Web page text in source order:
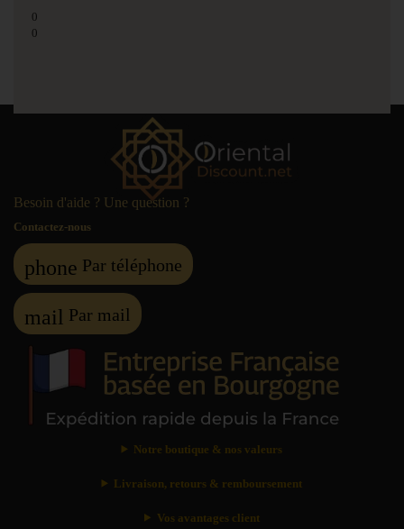
0
0
Besoin d'aide ? Une question ?
Contactez-nous
phone Par téléphone
mail Par mail
Notre boutique & nos valeurs
Livraison, retours & remboursement
Vos avantages client